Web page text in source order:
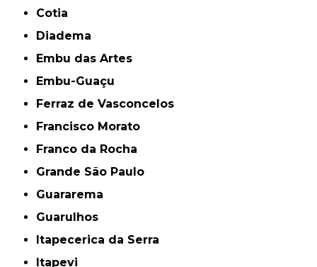
Cotia
Diadema
Embu das Artes
Embu-Guaçu
Ferraz de Vasconcelos
Francisco Morato
Franco da Rocha
Grande São Paulo
Guararema
Guarulhos
Itapecerica da Serra
Itapevi